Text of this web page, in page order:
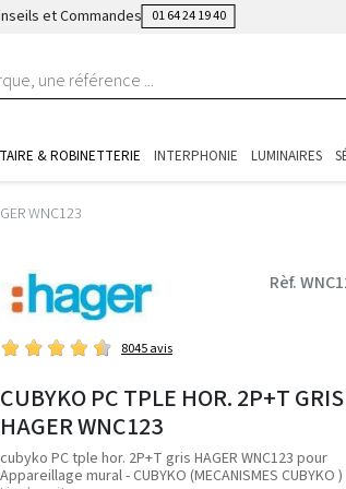
et Commandes 01 64 24 19 40
& ROBINETTERIE INTERPHONIE LUMINAIRES
WNC123
Rèf.
8045 avis
CUBYKO PC TPLE HOR. 2P+T GRIS
HAGER WNC123
cubyko PC tple hor. 2P+T gris HAGER WNC123 pour
Appareillage mural - CUBYKO (MECANISMES CUBYKO )